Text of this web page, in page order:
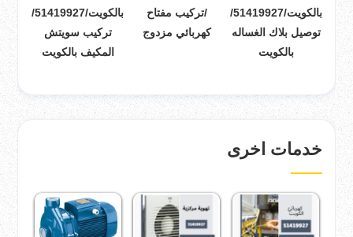
بالكويت/51419927/
توصيل بلاك الغساله
بالكويت
/تركيب مفتاح
كهربائي مزدوج
بالكويت/51419927/
تركيب سويتش
المكيف بالكويت
خدمات اخرى